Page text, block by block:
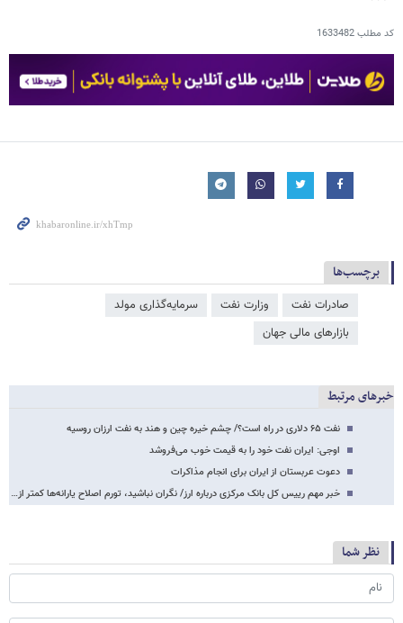
کد مطلب1633482
برچسب‌ها
صادرات نفت وزارت نفت
سرمایه‌گذاری مولد
بازارهای مالی جهان
خبرهای مرتبط
نفت ۶۵ دلاری در راه است؟/ چشم خیره چین و هند به نفت ارزان روسیه
اوجی: ایران نفت خود را به قیمت خوب می‌فروشد
دعوت عربستان از ایران برای انجام مذاکرات
خبر مهم رییس کل بانک مرکزی درباره ارز/ نگران نباشید، تورم اصلاح یارانه‌ها کمتر از…
نظر شما